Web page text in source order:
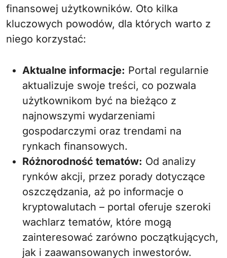
finansowej użytkowników. Oto kilka
kluczowych powodów, dla których warto z
niego korzystać:
Aktualne informacje: Portal regularnie
aktualizuje swoje treści, co pozwala
użytkownikom być na bieżąco z
najnowszymi wydarzeniami
gospodarczymi oraz trendami na
rynkach finansowych.
Różnorodność tematów: Od analizy
rynków akcji, przez porady dotyczące
oszczędzania, aż po informacje o
kryptowalutach – portal oferuje szeroki
wachlarz tematów, które mogą
zainteresować zarówno początkujących,
jak i zaawansowanych inwestorów.